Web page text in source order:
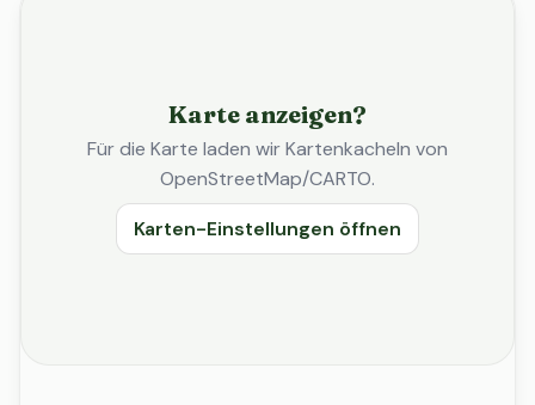
Karte anzeigen?
Für die Karte laden wir Kartenkacheln von
OpenStreetMap/CARTO.
Karten-Einstellungen öffnen